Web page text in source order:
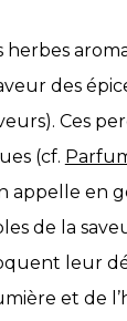
herbes
des
Ces
(cf.
en
de la
leur
et de